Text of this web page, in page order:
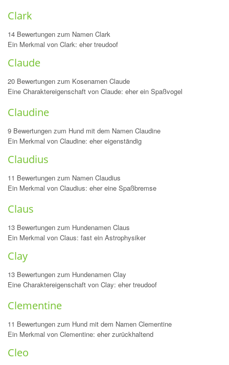
Clark
14 Bewertungen zum Namen Clark
Ein Merkmal von Clark: eher treudoof
Claude
20 Bewertungen zum Kosenamen Claude
Eine Charaktereigenschaft von Claude: eher ein Spaßvogel
Claudine
9 Bewertungen zum Hund mit dem Namen Claudine
Ein Merkmal von Claudine: eher eigenständig
Claudius
11 Bewertungen zum Namen Claudius
Ein Merkmal von Claudius: eher eine Spaßbremse
Claus
13 Bewertungen zum Hundenamen Claus
Ein Merkmal von Claus: fast ein Astrophysiker
Clay
13 Bewertungen zum Hundenamen Clay
Eine Charaktereigenschaft von Clay: eher treudoof
Clementine
11 Bewertungen zum Hund mit dem Namen Clementine
Ein Merkmal von Clementine: eher zurückhaltend
Cleo